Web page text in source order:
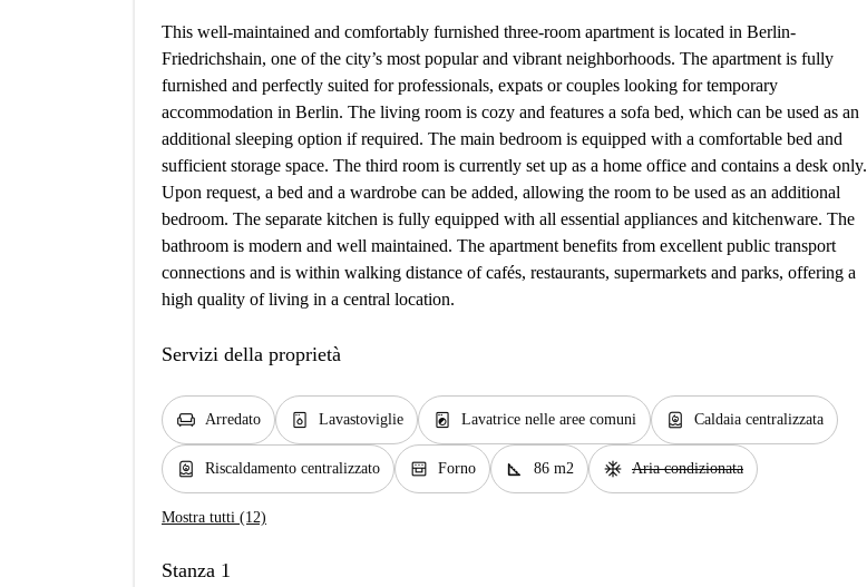
This well-maintained and comfortably furnished three-room apartment is located in Berlin-
Friedrichshain, one of the city’s most popular and vibrant neighborhoods. The apartment is fully
furnished and perfectly suited for professionals, expats or couples looking for temporary
accommodation in Berlin. The living room is cozy and features a sofa bed, which can be used as an
additional sleeping option if required. The main bedroom is equipped with a comfortable bed and
sufficient storage space. The third room is currently set up as a home office and contains a desk only.
Upon request, a bed and a wardrobe can be added, allowing the room to be used as an additional
bedroom. The separate kitchen is fully equipped with all essential appliances and kitchenware. The
bathroom is modern and well maintained. The apartment benefits from excellent public transport
connections and is within walking distance of cafés, restaurants, supermarkets and parks, offering a
high quality of living in a central location.
Servizi della proprietà
chair Arredato dishwasher_gen Lavastoviglie local_laundry_service Lavatrice nelle aree comuni water_heater Caldaia centralizzata
water_heater Riscaldamento centralizzato oven_gen Forno square_foot 86 m2 ac_unit Aria condizionata
Mostra tutti (12)
Stanza 1